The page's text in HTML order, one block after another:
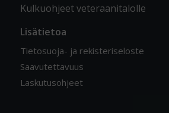
Kulkuohjeet veteraanitalolle
Lisätietoa
Tietosuoja- ja rekisteriseloste
Saavutettavuus
Laskutusohjeet